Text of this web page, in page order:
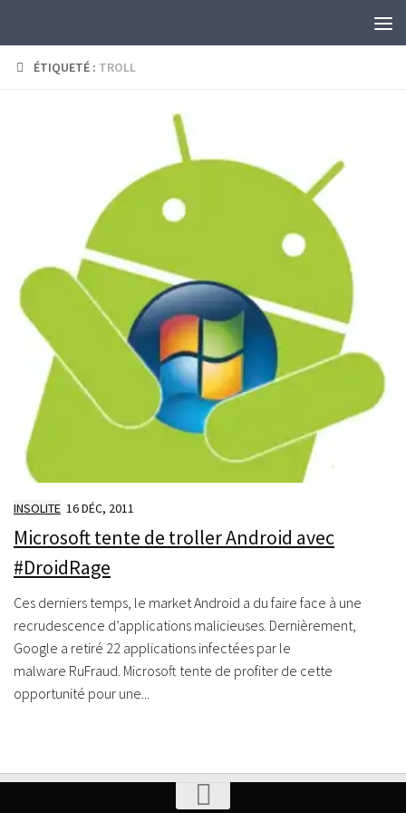
ÉTIQUETÉ : TROLL
INSOLITE 16 DÉC, 2011
Microsoft tente de troller Android avec
#DroidRage
Ces derniers temps, le market Android a du faire face à une
recrudescence d’applications malicieuses. Dernièrement,
Google a retiré 22 applications infectées par le
malware RuFraud. Microsoft tente de profiter de cette
opportunité pour une...